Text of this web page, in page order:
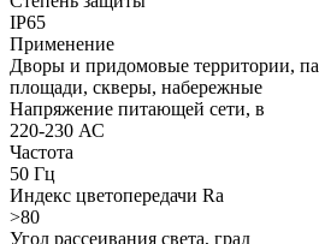
IP65
Применение
Дворы и придомовые территории,
площади, скверы, набережные
Напряжение питающей сети, в
220-230 АС
Частота
50 Гц
Индекс цветопередачи Ra
>80
Угол рассеивания света, град